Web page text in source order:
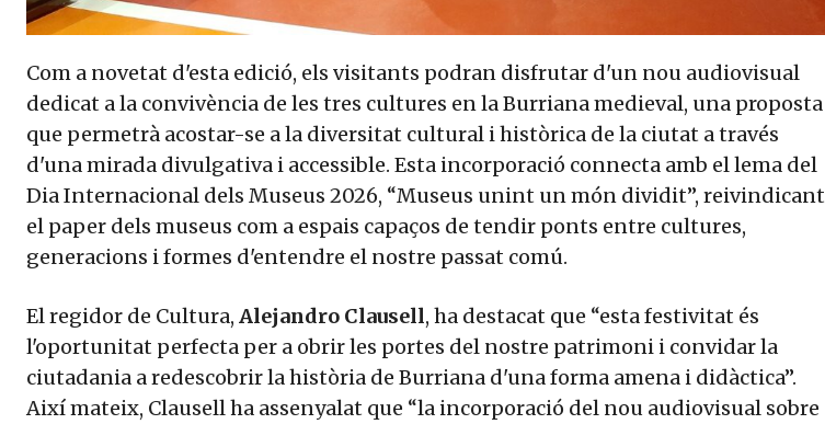
Com a novetat d'esta edició, els visitants podran disfrutar d'un nou audiovisual
dedicat a la convivència de les tres cultures en la Burriana medieval, una proposta
que permetrà acostar-se a la diversitat cultural i històrica de la ciutat a través
d'una mirada divulgativa i accessible. Esta incorporació connecta amb el lema del
Dia Internacional dels Museus 2026, “Museus unint un món dividit”, reivindicant
el paper dels museus com a espais capaços de tendir ponts entre cultures,
generacions i formes d'entendre el nostre passat comú.
El regidor de Cultura, Alejandro Clausell, ha destacat que “esta festivitat és
l'oportunitat perfecta per a obrir les portes del nostre patrimoni i convidar la
ciutadania a redescobrir la història de Burriana d'una forma amena i didàctica”.
Així mateix, Clausell ha assenyalat que “la incorporació del nou audiovisual sobre